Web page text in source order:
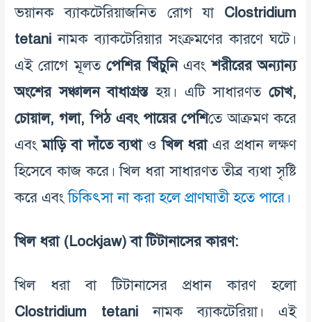
ভয়ানক ব্যাকটেরিয়াজনিত রোগ যা Clostridium
tetani নামক ব্যাকটেরিয়ার সংক্রমণের কারণে ঘটে।
এই রোগে মূলতপেশির খিঁচুনিএবংশরীরের অন্যান্য
অংশের সঞ্চালন বাধাগ্রস্তহয়। এটি সাধারণত চোখ,
চোয়াল,গলা,পিঠ এবং পায়ের পেশিতে আক্রমণ করে
এবংমাড়ি বা দাঁতে ব্যথাওখিল ধরাএর প্রধান লক্ষণ
হিসেবে কাজ করে। খিল ধরা সাধারণত তীব্র ব্যথা সৃষ্টি
করে এবংচিকিৎসা না করা হলে প্রাণঘাতী হতে পারে।
খিল ধরা(Lockjaw)বা টিটানাসের কারণ:
খিল ধরা বা টিটানাসের প্রধান কারণ হলো
Clostridium tetaniনামক ব্যাকটেরিয়া। এই